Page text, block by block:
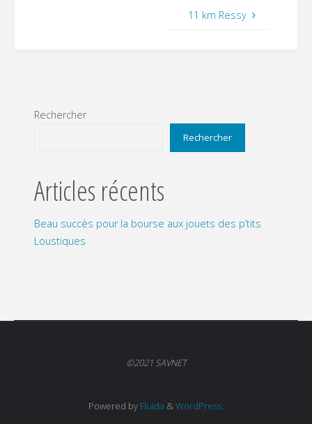
11 km Ressy
Rechercher
Rechercher
Articles récents
Beau succès pour la bourse aux jouets des p’tits
Loustiques
©2021 SAVNET
Powered by Fluida &WordPress.